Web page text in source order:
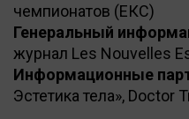
чемпионатов (ЕКС)
Генеральный
журнал Les Nouvelles
Информационные
Эстетика тела», Doctor